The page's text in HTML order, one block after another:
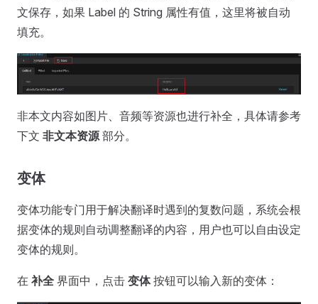
文保存，如果 Label 的 String 属性有值，这里将被自动
填充。
非本文内容如图片、音频等资源也进行补全，具体请参考
下文 非文本资源部分。
变体
变体功能专门用于解决翻译时遇到的复数问题，系统会根
据变体的规则自动调整翻译的内容，用户也可以自由设定
变体的规则。
在 补全 界面中，点击 变体按钮可以输入新的变体：